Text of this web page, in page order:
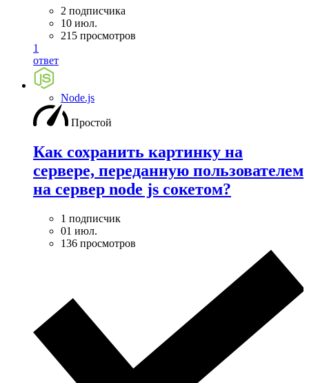
2 подписчика
10 июл.
215 просмотров
1
ответ
Node.js
Простой
Как сохранить картинку на
сервере, переданную пользователем
на сервер node js сокетом?
1 подписчик
01 июл.
136 просмотров